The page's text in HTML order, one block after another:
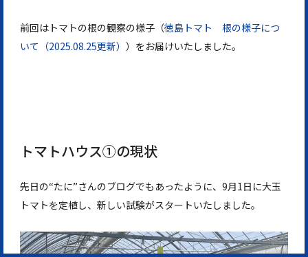
前回はトマトの根の観察の様子（徳島トマト 根の様子につ
いて（2025.08.25更新） ）をお届けいたしました。
トマトハウス➀の現状
先日の“たに”さんのブログでもあったように、9月1日に大玉
トマトを定植し、新しい試験がスタートいたしました。